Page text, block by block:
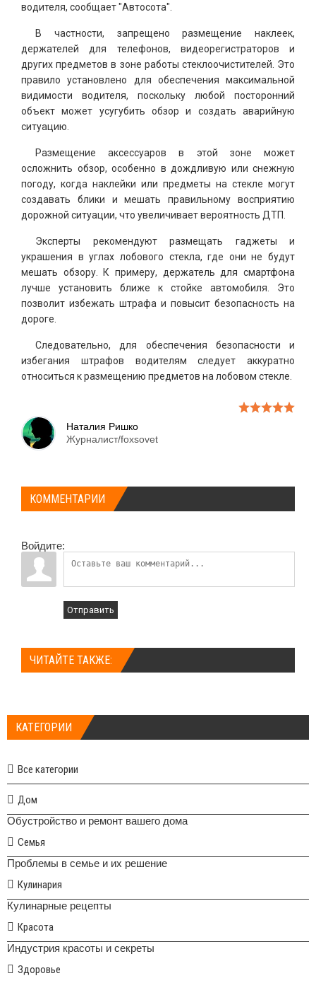
водителя, сообщает "Автосота".
В частности, запрещено размещение наклеек,
держателей для телефонов, видеорегистраторов и
других предметов в зоне работы стеклоочистителей. Это
правило установлено для обеспечения максимальной
видимости водителя, поскольку любой посторонний
объект может усугубить обзор и создать аварийную
ситуацию.
Размещение аксессуаров в этой зоне может
осложнить обзор, особенно в дождливую или снежную
погоду, когда наклейки или предметы на стекле могут
создавать блики и мешать правильному восприятию
дорожной ситуации, что увеличивает вероятность ДТП.
Эксперты рекомендуют размещать гаджеты и
украшения в углах лобового стекла, где они не будут
мешать обзору. К примеру, держатель для смартфона
лучше установить ближе к стойке автомобиля. Это
позволит избежать штрафа и повысит безопасность на
дороге.
Следовательно, для обеспечения безопасности и
избегания штрафов водителям следует аккуратно
относиться к размещению предметов на лобовом стекле.
Наталия Ришко
Журналист/foxsovet
КОММЕНТАРИИ
Войдите:
Отправить
ЧИТАЙТЕ ТАКЖЕ:
КАТЕГОРИИ
Все категории
Дом
Обустройство и ремонт вашего дома
Семья
Проблемы в семье и их решение
Кулинария
Кулинарные рецепты
Красота
Индустрия красоты и секреты
Здоровье